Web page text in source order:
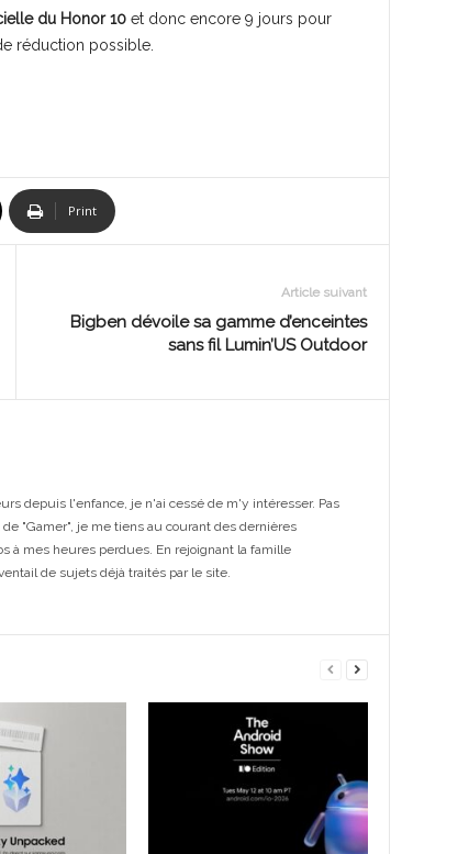
du Honor 10et donc encore 9 jours pour
réduction possible.
Print
Article suivant
Bigben dévoile sa gamme d’enceintes
sans fil Lumin’US Outdoor
depuis l'enfance, je n'ai cessé de m'y intéresser. Pas
"Gamer", je me tiens au courant des dernières
à mes heures perdues. En rejoignant la famille
de sujets déjà traités par le site.